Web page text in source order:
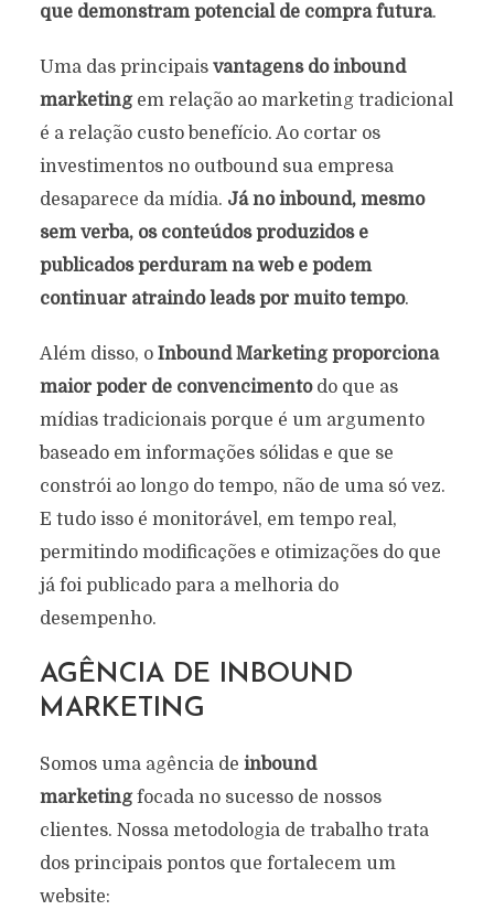
que demonstram potencial de compra futura.
Uma das principais vantagens do inbound
marketingem relação ao marketing tradicional
é a relação custo benefício. Ao cortar os
investimentos no outbound sua empresa
desaparece da mídia. Já no inbound, mesmo
sem verba, os conteúdos produzidos e
publicados perduram na web e podem
continuar atraindo leads por muito tempo.
Além disso, o Inbound Marketing proporciona
maior poder de convencimentodo que as
mídias tradicionais porque é um argumento
baseado em informações sólidas e que se
constrói ao longo do tempo, não de uma só vez.
E tudo isso é monitorável, em tempo real,
permitindo modificações e otimizações do que
já foi publicado para a melhoria do
desempenho.
AGÊNCIA DE INBOUND
MARKETING
Somos uma agência de inbound
marketingfocada no sucesso de nossos
clientes. Nossa metodologia de trabalho trata
dos principais pontos que fortalecem um
website: